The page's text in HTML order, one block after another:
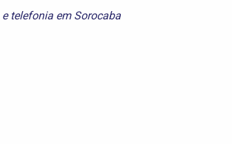
e telefonia em Sorocaba